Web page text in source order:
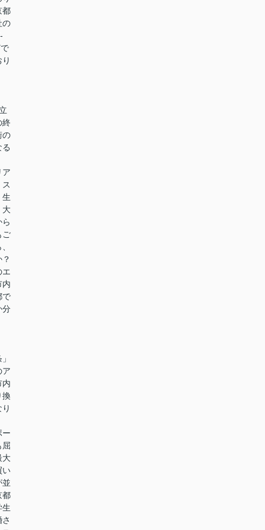
都
の
終
の
ア
生
大
ご
エ
内
で
分
ア
内
換
ー
屈
大
い
並
都
生